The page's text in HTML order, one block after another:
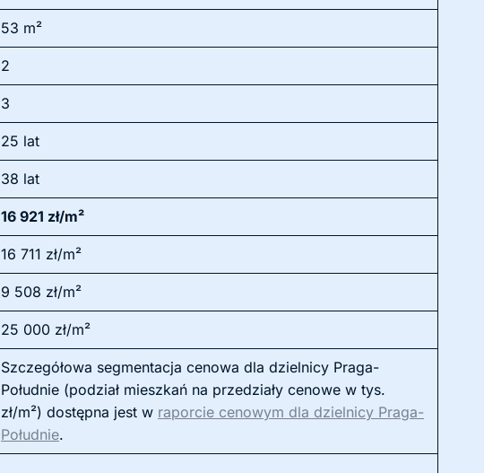
53 m²
2
3
25 lat
38 lat
16 921 zł/m²
16 711 zł/m²
9 508 zł/m²
25 000 zł/m²
Szczegółowa segmentacja cenowa dla dzielnicy Praga-
Południe (podział mieszkań na przedziały cenowe w tys.
zł/m²) dostępna jest w raporcie cenowym dla dzielnicy Praga-
Południe.